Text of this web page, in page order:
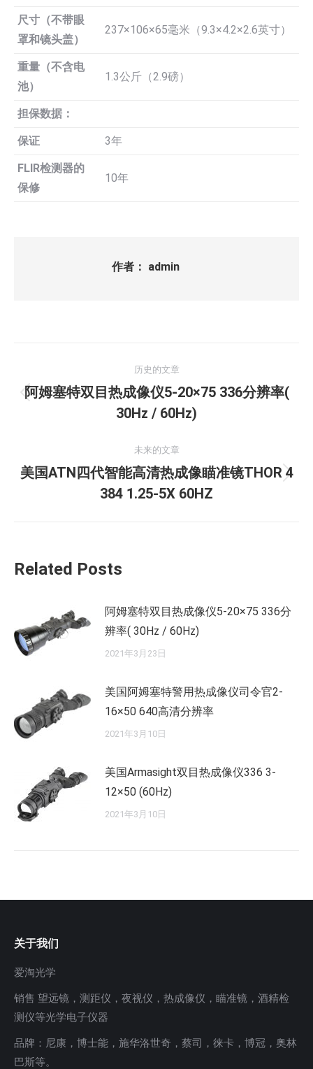
尺寸（不带眼
罩和镜头盖）
237×106×65毫米（9.3×4.2×2.6英寸）
重量（不含电
池）
1.3公斤（2.9磅）
担保数据：
保证 3年
FLIR检测器的
保修
10年
作者： admin
章
历史的文章
历
史
章：
阿姆塞特双目热成像仪5-20×75 336分辨率(
30Hz / 60Hz)
未来的文章
未
来
美国ATN四代智能高清热成像瞄准镜THOR 4
384 1.25-5X 60HZ
Related Posts
阿姆塞特双目热成像仪5-20×75 336分
辨率( 30Hz / 60Hz)
2021年3月23日
美国阿姆塞特警用热成像仪司令官2-
16×50 640高清分辨率
2021年3月10日
美国Armasight双目热成像仪336 3-
12×50 (60Hz)
2021年3月10日
关于我们
爱淘光学
销售 望远镜，测距仪，夜视仪，热成像仪，瞄准镜，酒精检
测仪等光学电子仪器
品牌：尼康，博士能，施华洛世奇，蔡司，徕卡，博冠，奥林
巴斯等。